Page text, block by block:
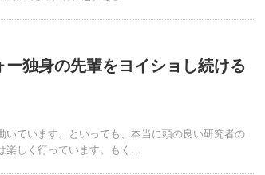
独身の先輩をヨイショし続ける
ています。といっても、本当に頭の良い研究者の
楽しく行っています。もく…